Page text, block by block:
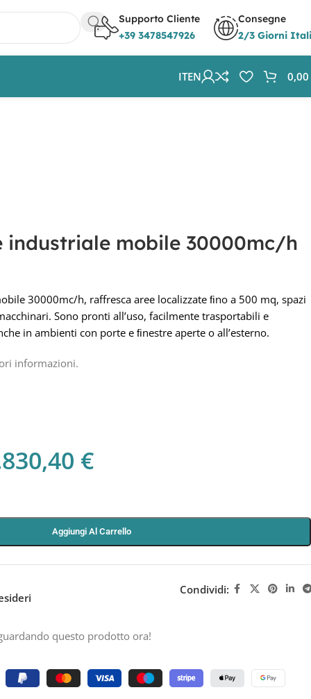
Supporto Cliente
+39 3478547926
Consegne
2/3 Giorni
ITEN
0,00
industriale mobile 30000mc/h
30000mc/h, raffresca aree localizzate ﬁno a 500 mq, spazi
Sono pronti all’uso, facilmente trasportabili e
in ambienti con porte e ﬁnestre aperte o all’esterno.
informazioni.
€
Aggiungi Al Carrello
Condividi:
questo prodotto ora!